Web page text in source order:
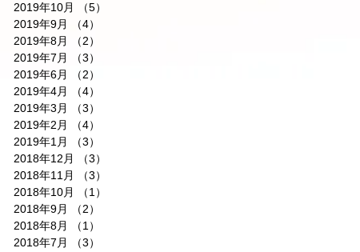
2019年10月
（5）
2019年9月
（4）
2019年8月
（2）
2019年7月
（3）
2019年6月
（2）
2019年4月
（4）
2019年3月
（3）
2019年2月
（4）
2019年1月
（3）
2018年12月
（3）
2018年11月
（3）
2018年10月
（1）
2018年9月
（2）
2018年8月
（1）
2018年7月
（3）